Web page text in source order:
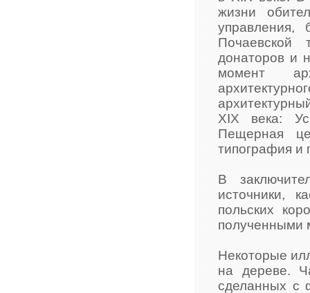
жизни
управления,
Почаевской
донаторов и
момент
XIX века:
Пещерная
типография и
В
источники,
польских
полученными
Некоторые
на дереве.
сделанных с